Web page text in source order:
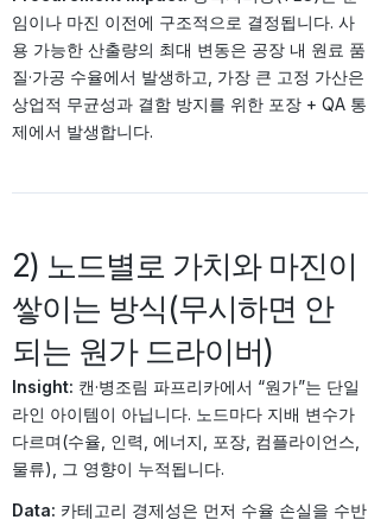
임이나 마진 이전에 구조적으로 결정됩니다. 사
용 가능한 산출량의 최대 변동은 공장 내 원료 품
질·가공 수율에서 발생하고, 가장 큰 고정 가산은
상업적 무균성과 결함 방지를 위한 포장 + QA 통
제에서 발생합니다.
2) 노드별로 가치와 마진이
쌓이는 방식(무시하면 안
되는 원가 드라이버)
Insight: 캔·병조림 파프리카에서 “원가”는 단일
라인 아이템이 아닙니다. 노드마다 지배 변수가
다르며(수율, 인력, 에너지, 포장, 컴플라이언스,
물류), 그 영향이 누적됩니다.
Data: 카테고리 경제성은 먼저 수율 손실을 수반